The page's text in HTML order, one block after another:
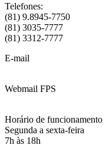
Telefones:
(81) 9.8945-7750
(81) 3035-7777
(81) 3312-7777
E-mail
Webmail FPS
Horário de funcionamento
Segunda a sexta-feira
7h às 18h